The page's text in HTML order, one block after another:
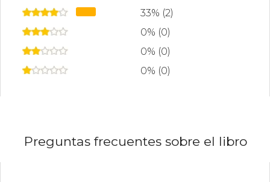
33% (2)
0% (0)
0% (0)
0% (0)
Preguntas frecuentes sobre el libro